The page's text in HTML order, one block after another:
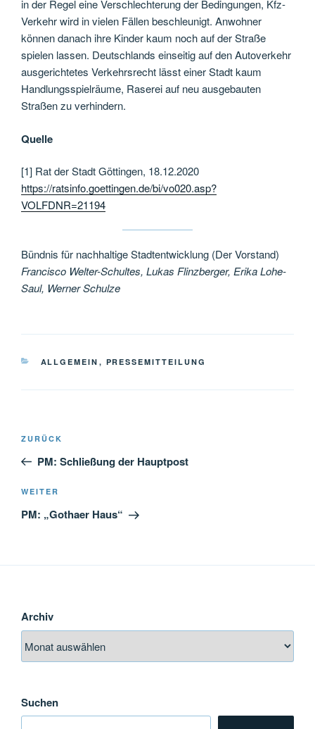
in der Regel eine Verschlechterung der Bedingungen, Kfz-
Verkehr wird in vielen Fällen beschleunigt. Anwohner
können danach ihre Kinder kaum noch auf der Straße
spielen lassen. Deutschlands einseitig auf den Autoverkehr
ausgerichtetes Verkehrsrecht lässt einer Stadt kaum
Handlungsspielräume, Raserei auf neu ausgebauten
Straßen zu verhindern.
Quelle
[1] Rat der Stadt Göttingen, 18.12.2020
https://ratsinfo.goettingen.de/bi/vo020.asp?
VOLFDNR=21194
Bündnis für nachhaltige Stadtentwicklung (Der Vorstand)
Francisco Welter-Schultes, Lukas Flinzberger, Erika Lohe-
Saul, Werner Schulze
KATEGORIEN
ALLGEMEIN , PRESSEMITTEILUNG
Beitragsnavigation
Vorheriger
Beitrag
ZURÜCK
PM: Schließung der Hauptpost
Nächster
Beitrag
WEITER
PM: „Gothaer Haus“
Archiv
Suchen